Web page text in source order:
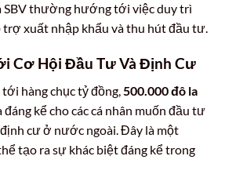
SBV thường hướng tới việc duy trì
trợ xuất nhập khẩu và thu hút đầu tư.
Cơ Hội Đầu Tư Và Định Cư
hàng chục tỷ đồng,500.000 đô la
kể cho các cá nhân muốn đầu tư
cư ở nước ngoài. Đây là một
tạo ra sự khác biệt đáng kể trong